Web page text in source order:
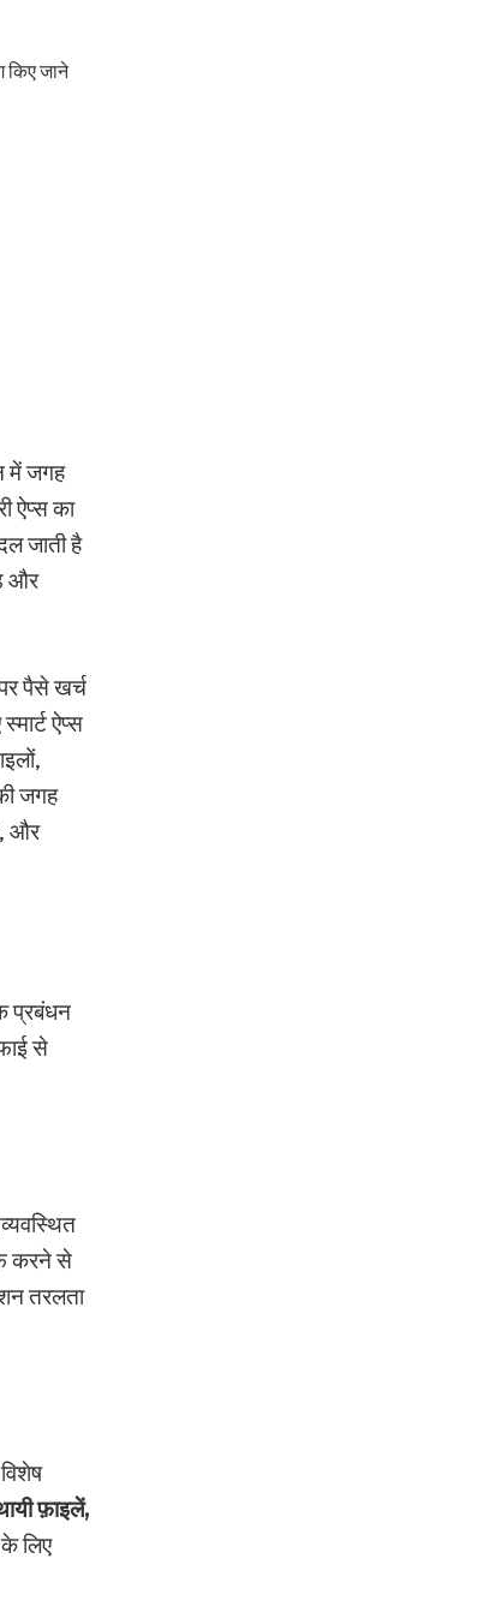
किए जाने
में जगह
ऐप्स का
जाती है
और
पैसे खर्च
ऐप्स
जगह
और
प्रबंधन
से
करने से
तरलता
फ़ाइलें,
लिए